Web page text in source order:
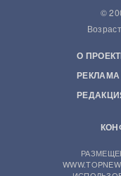
©
О